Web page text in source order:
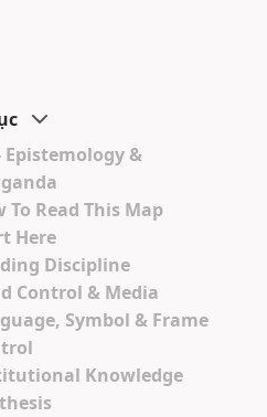
Epistemology &
To Read This Map
Here
Discipline
Control & Media
Symbol & Frame
Knowledge